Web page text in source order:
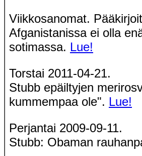
Viikkosanomat.
Afganistanissa ei olla
sotimassa. Lue!
Torstai 2011-04-21.
Stubb epäiltyjen
kummempaa ole". Lue!
Perjantai 2009-09-11.
Stubb: Obaman